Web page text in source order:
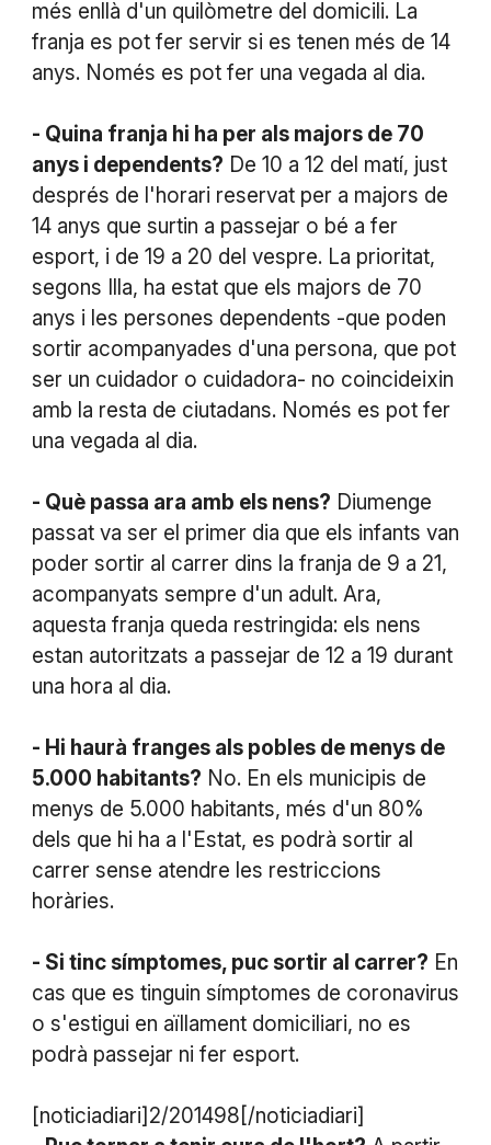
més enllà d'un quilòmetre del domicili. La
franja es pot fer servir si es tenen més de 14
anys. Només es pot fer una vegada al dia.
- Quina franja hi ha per als majors de 70
anys i dependents? De 10 a 12 del matí, just
després de l'horari reservat per a majors de
14 anys que surtin a passejar o bé a fer
esport, i de 19 a 20 del vespre. La prioritat,
segons Illa, ha estat que els majors de 70
anys i les persones dependents -que poden
sortir acompanyades d'una persona, que pot
ser un cuidador o cuidadora- no coincideixin
amb la resta de ciutadans. Només es pot fer
una vegada al dia.
- Què passa ara amb els nens? Diumenge
passat va ser el primer dia que els infants van
poder sortir al carrer dins la franja de 9 a 21,
acompanyats sempre d'un adult. Ara,
aquesta franja queda restringida: els nens
estan autoritzats a passejar de 12 a 19 durant
una hora al dia.
- Hi haurà franges als pobles de menys de
5.000 habitants? No. En els municipis de
menys de 5.000 habitants, més d'un 80%
dels que hi ha a l'Estat, es podrà sortir al
carrer sense atendre les restriccions
horàries.
- Si tinc símptomes, puc sortir al carrer? En
cas que es tinguin símptomes de coronavirus
o s'estigui en aïllament domiciliari, no es
podrà passejar ni fer esport.
[noticiadiari]2/201498[/noticiadiari]